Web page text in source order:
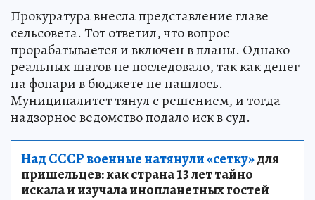
Прокуратура внесла представление главе
сельсовета. Тот ответил, что вопрос
прорабатывается и включен в планы. Однако
реальных шагов не последовало, так как денег
на фонари в бюджете не нашлось.
Муниципалитет тянул с решением, и тогда
надзорное ведомство подало иск в суд.
Над СССР военные натянули «сетку»для
пришельцев: как страна 13 лет тайно
искала и изучала инопланетных гостей